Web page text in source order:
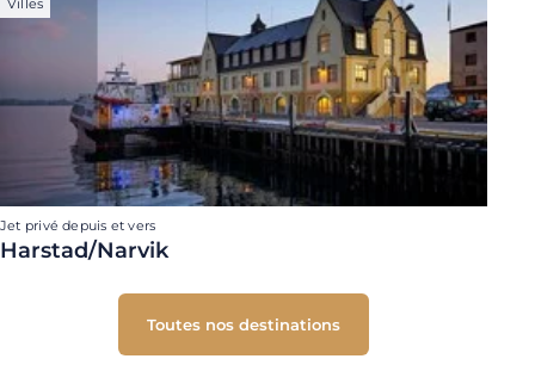
Villes
Jet privé depuis et vers
Harstad/Narvik
Toutes nos destinations